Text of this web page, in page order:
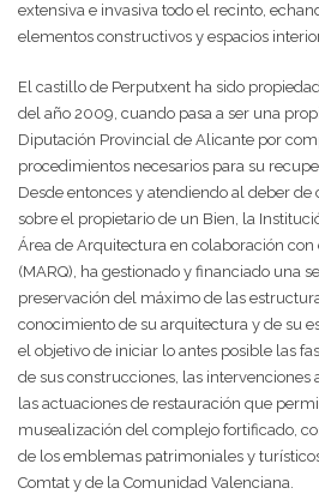
extensiva e invasiva todo el recinto,
elementos constructivos y espacios
El castillo de Perputxent ha sido
del año 2009, cuando pasa a ser una
Diputación Provincial de Alicante por
procedimientos necesarios para su
Desde entonces y atendiendo al deber de
sobre el propietario de un Bien, la
Área de Arquitectura en colaboración
(MARQ), ha gestionado y financiado una
preservación del máximo de las
conocimiento de su arquitectura y de su
el objetivo de iniciar lo antes posible las
de sus construcciones, las intervenciones
las actuaciones de restauración que
musealización del complejo fortificado,
de los emblemas patrimoniales y
Comtat y de la Comunidad Valenciana.